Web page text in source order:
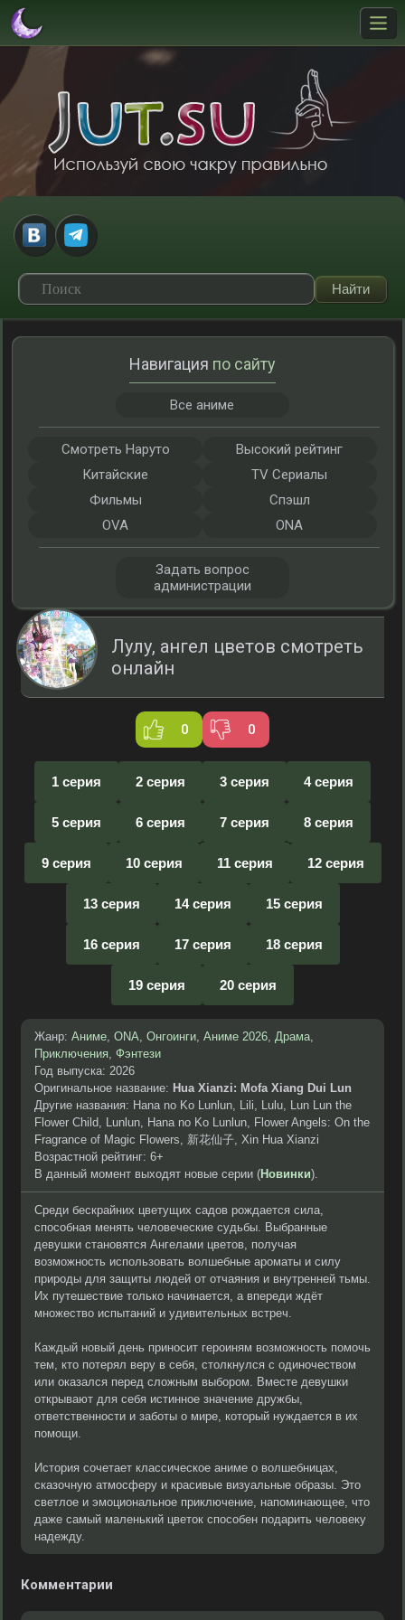
Лулу, ангел цветов смотреть
онлайн
0 0
1 серия 2 серия 3 серия 4 серия
5 серия 6 серия 7 серия 8 серия
9 серия 10 серия 11 серия 12 серия
13 серия 14 серия 15 серия
16 серия 17 серия 18 серия
19 серия 20 серия
Жанр: Аниме, ONA, Онгоинги, Аниме 2026, Драма,
Приключения, Фэнтези
Год выпуска: 2026
Оригинальное название: Hua Xianzi: Mofa Xiang Dui Lun
Другие названия: Hana no Ko Lunlun, Lili, Lulu, Lun Lun the
Flower Child, Lunlun, Hana no Ko Lunlun, Flower Angels: On the
Fragrance of Magic Flowers, 新花仙子, Xin Hua Xianzi
Возрастной рейтинг: 6+
В данный момент выходят новые серии (Новинки).
Среди бескрайних цветущих садов рождается сила,
способная менять человеческие судьбы. Выбранные
девушки становятся Ангелами цветов, получая
возможность использовать волшебные ароматы и силу
природы для защиты людей от отчаяния и внутренней тьмы.
Их путешествие только начинается, а впереди ждёт
множество испытаний и удивительных встреч.
Каждый новый день приносит героиням возможность помочь
тем, кто потерял веру в себя, столкнулся с одиночеством
или оказался перед сложным выбором. Вместе девушки
открывают для себя истинное значение дружбы,
ответственности и заботы о мире, который нуждается в их
помощи.
История сочетает классическое аниме о волшебницах,
сказочную атмосферу и красивые визуальные образы. Это
светлое и эмоциональное приключение, напоминающее, что
даже самый маленький цветок способен подарить человеку
надежду.
Комментарии
Навигация по сайту
Все аниме
Смотреть Наруто
Высокий рейтинг
Китайские
TV Сериалы
Фильмы
Спэшл
OVA
ONA
Задать вопрос
администрации